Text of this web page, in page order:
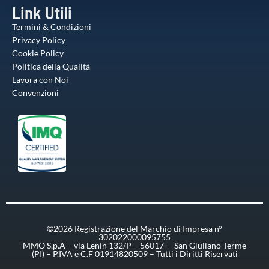
Link Utili
Termini & Condizioni
Privacy Policy
Cookie Policy
Politica della Qualitá
Lavora con Noi
Convenzioni
©2026 Registrazione del Marchio di Impresa n°
302022000095755
MMO S.p.A – via Lenin 132/P – 56017 – San Giuliano Terme
(PI) – P.IVA e C.F 01914820509 – Tutti i Diritti Riservati